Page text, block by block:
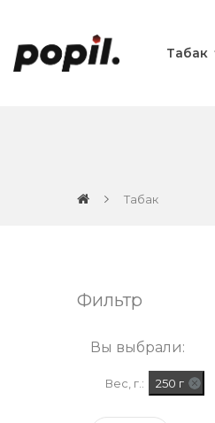
Табак
Табак
Фильтр
Вы выбрали:
Вес, г.: 250 г